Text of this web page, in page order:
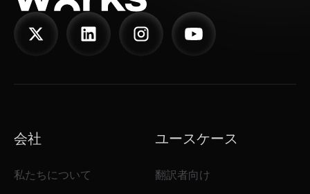
会社
私たちについて
ユースケース
翻訳者向け